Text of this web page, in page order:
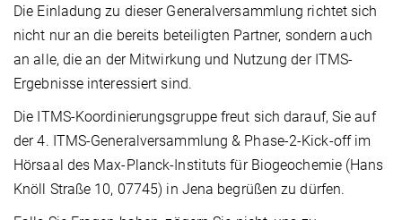
Die Einladung zu dieser Generalversammlung richtet sich
nicht nur an die bereits beteiligten Partner, sondern auch
an alle, die an der Mitwirkung und Nutzung der ITMS-
Ergebnisse interessiert sind.
Die ITMS-Koordinierungsgruppe freut sich darauf, Sie auf
der 4. ITMS-Generalversammlung & Phase-2-Kick-off im
Hörsaal des Max-Planck-Instituts für Biogeochemie (Hans
Knöll Straße 10, 07745) in Jena begrüßen zu dürfen.